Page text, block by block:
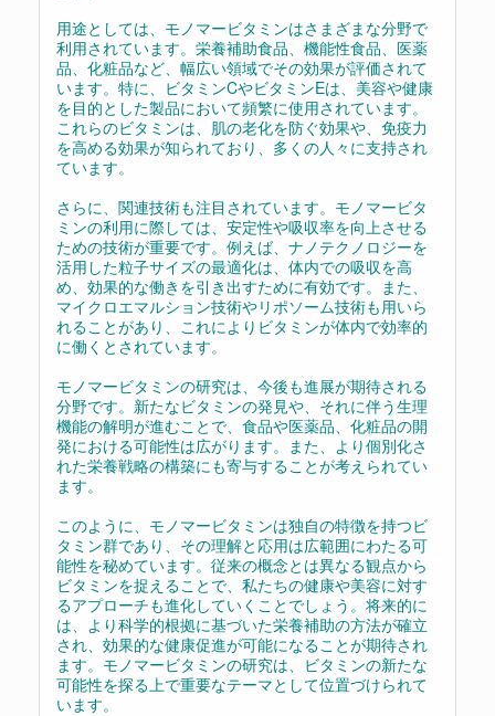
用途としては、モノマービタミンはさまざまな分野で
利用されています。栄養補助食品、機能性食品、医薬
品、化粧品など、幅広い領域でその効果が評価されて
います。特に、ビタミンCやビタミンEは、美容や健康
を目的とした製品において頻繁に使用されています。
これらのビタミンは、肌の老化を防ぐ効果や、免疫力
を高める効果が知られており、多くの人々に支持され
ています。
さらに、関連技術も注目されています。モノマービタ
ミンの利用に際しては、安定性や吸収率を向上させる
ための技術が重要です。例えば、ナノテクノロジーを
活用した粒子サイズの最適化は、体内での吸収を高
め、効果的な働きを引き出すために有効です。また、
マイクロエマルション技術やリポソーム技術も用いら
れることがあり、これによりビタミンが体内で効率的
に働くとされています。
モノマービタミンの研究は、今後も進展が期待される
分野です。新たなビタミンの発見や、それに伴う生理
機能の解明が進むことで、食品や医薬品、化粧品の開
発における可能性は広がります。また、より個別化さ
れた栄養戦略の構築にも寄与することが考えられてい
ます。
このように、モノマービタミンは独自の特徴を持つビ
タミン群であり、その理解と応用は広範囲にわたる可
能性を秘めています。従来の概念とは異なる観点から
ビタミンを捉えることで、私たちの健康や美容に対す
るアプローチも進化していくことでしょう。将来的に
は、より科学的根拠に基づいた栄養補助の方法が確立
され、効果的な健康促進が可能になることが期待され
ます。モノマービタミンの研究は、ビタミンの新たな
可能性を探る上で重要なテーマとして位置づけられて
います。